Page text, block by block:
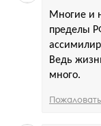
Многие и
пределы
Ведь
много.